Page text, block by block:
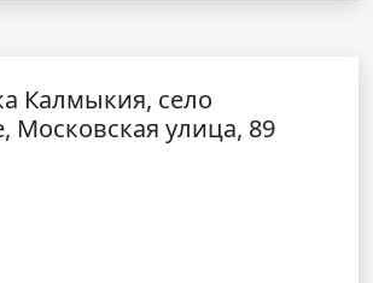
Калмыкия, село
Московская улица, 89